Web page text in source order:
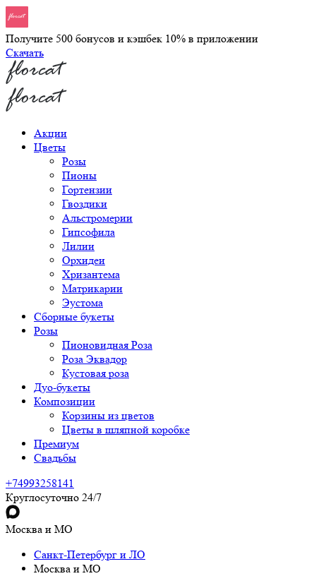
Получите 500 бонусов и кэшбек 10% в приложении
Скачать
Акции
Цветы
Розы
Пионы
Гортензии
Гвоздики
Альстромерии
Гипсофила
Лилии
Орхидеи
Хризантема
Матрикарии
Эустома
Сборные букеты
Розы
Пионовидная Роза
Роза Эквадор
Кустовая роза
Дуо-букеты
Композиции
Корзины из цветов
Цветы в шляпной коробке
Премиум
Свадьбы
+74993258141
Круглосуточно 24/7
Москва и МО
Санкт-Петербург и ЛО
Москва и МО